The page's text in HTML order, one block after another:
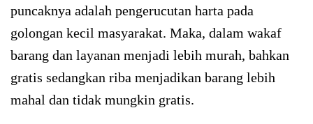
puncaknya adalah pengerucutan harta pada
golongan kecil masyarakat. Maka, dalam wakaf
barang dan layanan menjadi lebih murah, bahkan
gratis sedangkan riba menjadikan barang lebih
mahal dan tidak mungkin gratis.